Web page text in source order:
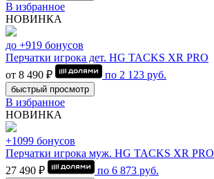
В избранное
НОВИНКА
до +919 бонусов
Перчатки игрока дет. HG TACKS XR PRO
от 8 490 ₽
по 2 123 руб.
быстрый просмотр
В избранное
НОВИНКА
+1099 бонусов
Перчатки игрока муж. HG TACKS XR PRO
27 490 ₽
по 6 873 руб.